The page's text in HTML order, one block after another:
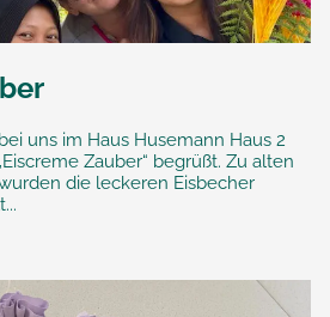
uns im Haus Husemann Haus 2
Zauber“ begrüßt. Zu alten
die leckeren Eisbecher